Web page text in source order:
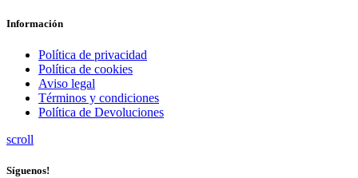
Información
Política de privacidad
Política de cookies
Aviso legal
Términos y condiciones
Política de Devoluciones
scroll
Síguenos!